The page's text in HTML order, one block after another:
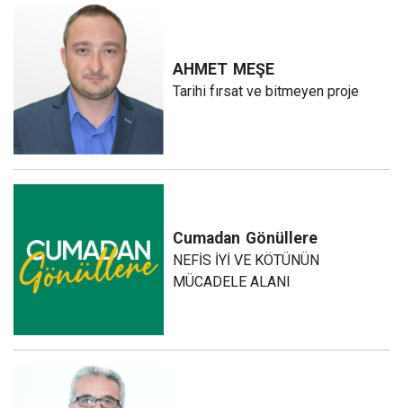
AHMET MEŞE
Tarihi fırsat ve bitmeyen proje
Cumadan Gönüllere
NEFİS İYİ VE KÖTÜNÜN
MÜCADELE ALANI